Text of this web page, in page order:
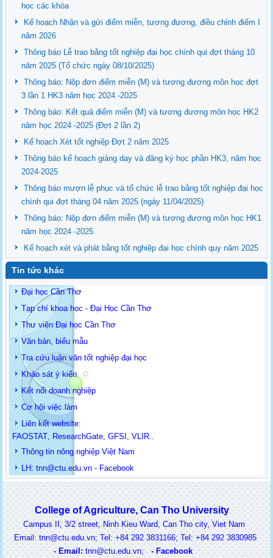
học các khóa
Kế hoạch Nhận và gửi điểm miễn, tương đương, điều chỉnh điểm I
năm 2026
Thông báo Lễ trao bằng tốt nghiệp đại học chính qui đợt tháng 10
năm 2025 (Tổ chức ngày 08/10/2025)
Thông báo: Nộp đơn điểm miễn (M) và tương đương môn học đợt
3 lần 1 HK3 năm học 2024 -2025
Thông báo: Kết quả điểm miễn (M) và tương đương môn học HK2
năm học 2024 -2025 (Đợt 2 lần 2)
Kế hoạch Xét tốt nghiệp Đợt 2 năm 2025
Thông báo kế hoạch giảng dạy và đăng ký học phần HK3, năm học
2024-2025
Thông báo mượn lễ phục và tổ chức lễ trao bằng tốt nghiệp đại học
chính qui đợt tháng 04 năm 2025 (ngày 11/04/2025)
Thông báo: Nộp đơn điểm miễn (M) và tương đương môn học HK1
năm học 2024 -2025
Kế hoạch xét và phát bằng tốt nghiệp đại học chính quy năm 2025
Tin tức khác
Đại học Cần Thơ
Tạp chí khoa học - Đại Học Cần Thơ
Thư viện Đại học Cần Thơ
Văn bản, biểu mẫu
Tra cứu luận văn tốt nghiệp đại học
Khảo sát ý kiến
Kết nối doanh nghiệp
Cơ hội việc làm
Liên kết website:
FAOSTAT
ResearchGate ,GFSI ,VLIR
Thông tin nông nghiệp Việt Nam
LH: tnn@ctu.edu.vn - Facebook
College of Agriculture, Can Tho University
II, 3/2 street, Ninh Kieu Ward, Can Tho city, Viet Nam
tnn@ctu.edu.vn; Tel: +84 292 3831166; Tel: +84 292 3830985
- Email: tnn@ctu.edu.vn;- Facebook